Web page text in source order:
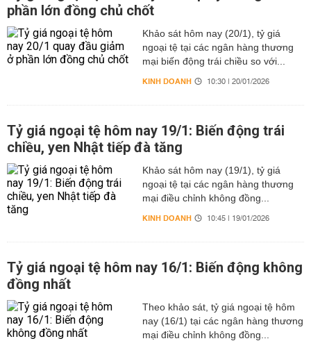
phần lớn đồng chủ chốt
Khảo sát hôm nay (20/1), tỷ giá
ngoại tệ tại các ngân hàng thương
mại biến động trái chiều so với...
KINH DOANH 10:30 | 20/01/2026
Tỷ giá ngoại tệ hôm nay 19/1: Biến động trái
chiều, yen Nhật tiếp đà tăng
Khảo sát hôm nay (19/1), tỷ giá
ngoại tệ tại các ngân hàng thương
mại điều chỉnh không đồng...
KINH DOANH 10:45 | 19/01/2026
Tỷ giá ngoại tệ hôm nay 16/1: Biến động không
đồng nhất
Theo khảo sát, tỷ giá ngoại tệ hôm
nay (16/1) tại các ngân hàng thương
mại điều chỉnh không đồng...